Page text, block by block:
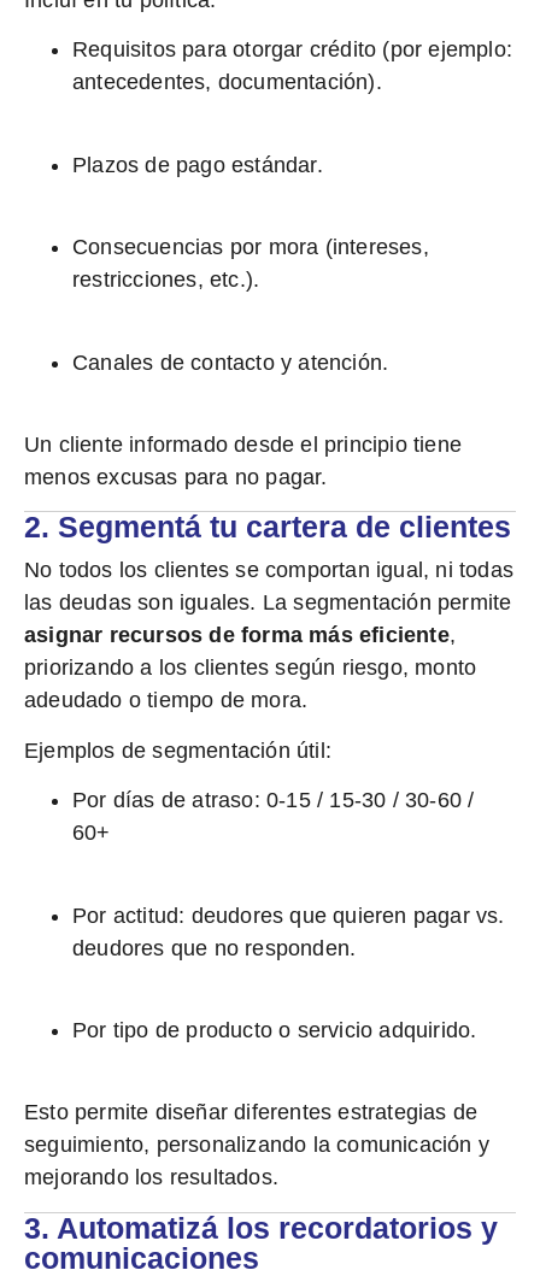
Requisitos para otorgar crédito (por ejemplo:
antecedentes, documentación).
Plazos de pago estándar.
Consecuencias por mora (intereses,
restricciones, etc.).
Canales de contacto y atención.
Un cliente informado desde el principio tiene
menos excusas para no pagar.
2. Segmentá tu cartera de clientes
No todos los clientes se comportan igual, ni todas
las deudas son iguales. La segmentación permite
asignar recursos de forma más eficiente,
priorizando a los clientes según riesgo, monto
adeudado o tiempo de mora.
Ejemplos de segmentación útil:
Por días de atraso: 0-15 / 15-30 / 30-60 /
60+
Por actitud: deudores que quieren pagar vs.
deudores que no responden.
Por tipo de producto o servicio adquirido.
Esto permite diseñar diferentes estrategias de
seguimiento, personalizando la comunicación y
mejorando los resultados.
3. Automatizá los recordatorios y
comunicaciones